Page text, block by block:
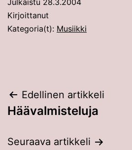
Julkaistu 28.3.2004
Kirjoittanut
Kategoria(t): Musiikki
Artikkelien
selaus
Edellinen artikkeli
Häävalmisteluja
Seuraava artikkeli